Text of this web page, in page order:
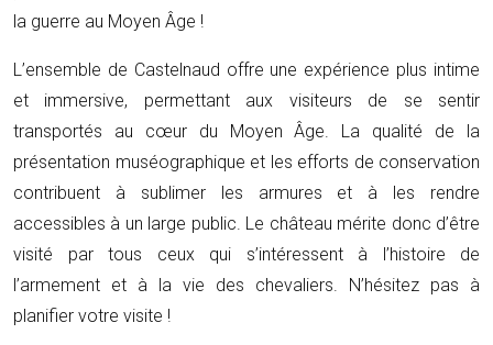
la guerre au Moyen Âge !
L’ensemble de Castelnaud offre une expérience plus intime
et immersive, permettant aux visiteurs de se sentir
transportés au cœur du Moyen Âge. La qualité de la
présentation muséographique et les efforts de conservation
contribuent à sublimer les armures et à les rendre
accessibles à un large public. Le château mérite donc d’être
visité par tous ceux qui s’intéressent à l’histoire de
l’armement et à la vie des chevaliers. N’hésitez pas à
planifier votre visite !